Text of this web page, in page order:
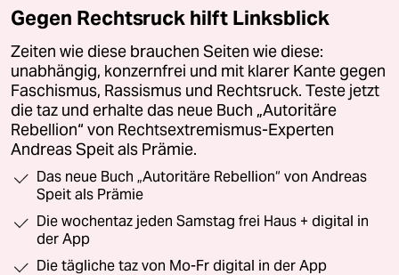
Gegen Rechtsruck hilft Linksblick
Zeiten wie diese brauchen Seiten wie diese:
unabhängig, konzernfrei und mit klarer Kante gegen
Faschismus, Rassismus und Rechtsruck. Teste jetzt
die taz und erhalte das neue Buch „Autoritäre
Rebellion“ von Rechtsextremismus-Experten
Andreas Speit als Prämie.
Das neue Buch „Autoritäre Rebellion“ von Andreas
Speit als Prämie
Die wochentaz jeden Samstag frei Haus + digital in
der App
Die tägliche taz von Mo-Fr digital in der App